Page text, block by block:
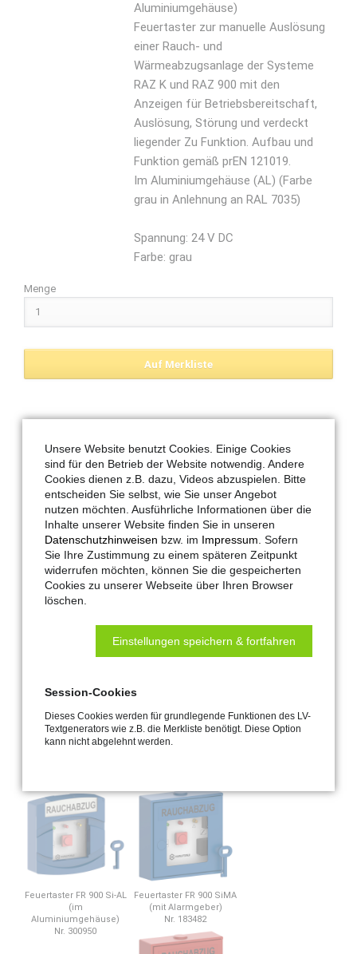
Aluminiumgehäuse)
Feuertaster zur manuelle Auslösung
einer Rauch- und
Wärmeabzugsanlage der Systeme
RAZ K und RAZ 900 mit den
Anzeigen für Betriebsbereitschaft,
Auslösung, Störung und verdeckt
liegender Zu Funktion. Aufbau und
Funktion gemäß prEN 121019.
Im Aluminiumgehäuse (AL) (Farbe
grau in Anlehnung an RAL 7035)
Spannung: 24 V DC
Farbe: grau
Menge
Ähnliche Produkte
Feuertaster FR 900 Si
Feuertaster FR 900 Si-AL
(im
Aluminiumgehäuse)
Nr. 300950
Feuertaster FR 900 SiMA
(mit Alarmgeber)
Nr. 183482
Unsere Website benutzt Cookies. Einige Cookies
sind für den Betrieb der Website notwendig. Andere
Cookies dienen z.B. dazu, Videos abzuspielen. Bitte
entscheiden Sie selbst, wie Sie unser Angebot
nutzen möchten. Ausführliche Informationen über die
Inhalte unserer Website finden Sie in unseren
Datenschutzhinweisen bzw. im Impressum . Sofern
Sie Ihre Zustimmung zu einem späteren Zeitpunkt
widerrufen möchten, können Sie die gespeicherten
Cookies zu unserer Webseite über Ihren Browser
löschen.
Einstellungen speichern & fortfahren
Session-Cookies
Dieses Cookies werden für grundlegende Funktionen des LV-
Textgenerators wie z.B. die Merkliste benötigt. Diese Option
kann nicht abgelehnt werden.